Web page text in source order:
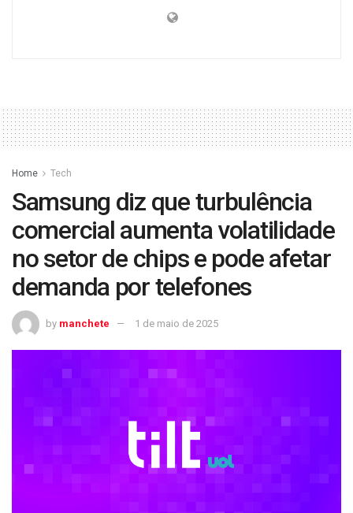
Home Tech
Samsung diz que turbulência
comercial aumenta volatilidade
no setor de chips e pode afetar
demanda por telefones
by manchete 1 de maio de 2025